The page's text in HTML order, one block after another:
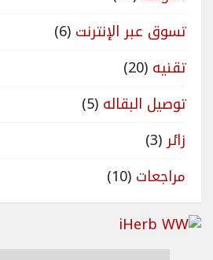
تسوق عبر الإنترنت (6)
تقنيه (20)
توصيل البقاله (5)
زائر(3)
مراجعات (10)